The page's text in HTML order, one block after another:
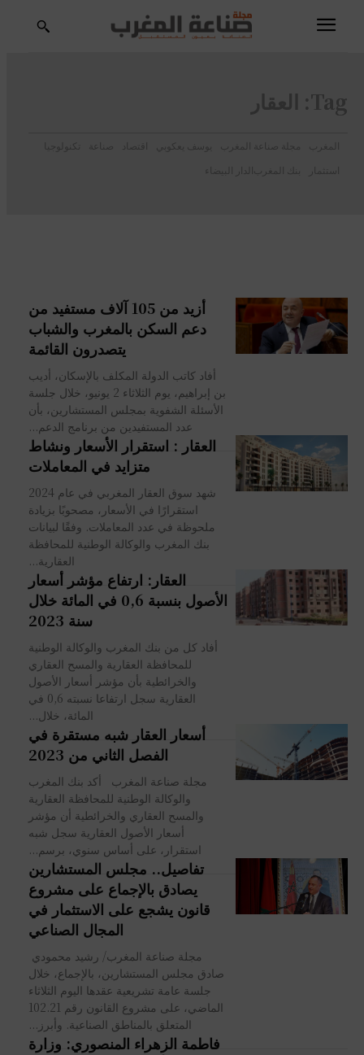
Tag: العقار
المغرب مجلة صناعة المغرب يوسف يعكوبي اقتصاد صناعة
تكنولوجيا
استثمار
بنك المغرب الدار البيضاء
أزيد من 105 آلاف مستفيد من
دعم السكن بالمغرب والشباب
يتصدرون القائمة
أفاد كاتب الدولة المكلف بالإسكان، أديب
بن إبراهيم، يوم الثلاثاء 2 يونيو، خلال جلسة
الأسئلة الشفوية بمجلس المستشارين، بأن
عدد المستفيدين من برنامج الدعم...
العقار : استقرار الأسعار ونشاط
متزايد في المعاملات
شهد سوق العقار المغربي في عام 2024
استقرارًا في الأسعار، مصحوبًا بزيادة
ملحوظة في عدد المعاملات. وفقًا لبيانات
بنك المغرب والوكالة الوطنية للمحافظة
العقارية...
العقار: ارتفاع مؤشر أسعار
الأصول بنسبة 0,6 في المائة خلال
سنة 2023
أفاد كل من بنك المغرب والوكالة الوطنية
للمحافظة العقارية والمسح العقاري
والخرائطية بأن مؤشر أسعار الأصول
العقارية سجل ارتفاعا نسبته 0,6 في
المائة، خلال...
أسعار العقار شبه مستقرة في
الفصل الثاني من 2023
مجلة صناعة المغرب أكد بنك المغرب
والوكالة الوطنية للمحافظة العقارية
والمسح العقاري والخرائطية أن مؤشر
أسعار الأصول العقارية سجل شبه
استقرار، على أساس سنوي، برسم...
تفاصيل.. مجلس المستشارين
يصادق بالإجماع على مشروع
قانون يشجع على الاستثمار في
المجال الصناعي
مجلة صناعة المغرب/ رشيد محمودي
صادق مجلس المستشارين، بالإجماع، خلال
جلسة عامة تشريعية عقدها اليوم الثلاثاء
الماضي، على مشروع القانون رقم 102.21
المتعلق بالمناطق الصناعية. وأبرز...
فاطمة الزهراء المنصوري: وزارة